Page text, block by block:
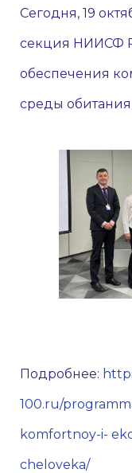
Сегодня, 19
секция НИИСФ
обеспечения
среды обитания
Подробнее:
100.ru/
komfortnoy-i-
cheloveka/